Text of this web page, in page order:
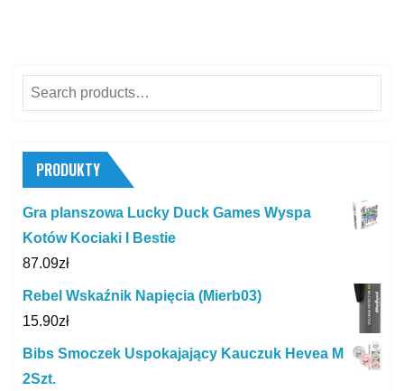
Search
for:
PRODUKTY
Gra planszowa Lucky Duck Games Wyspa
Kotów Kociaki I Bestie
87.09zł
Rebel Wskaźnik Napięcia (Mierb03)
15.90zł
Bibs Smoczek Uspokajający Kauczuk Hevea M
2Szt.